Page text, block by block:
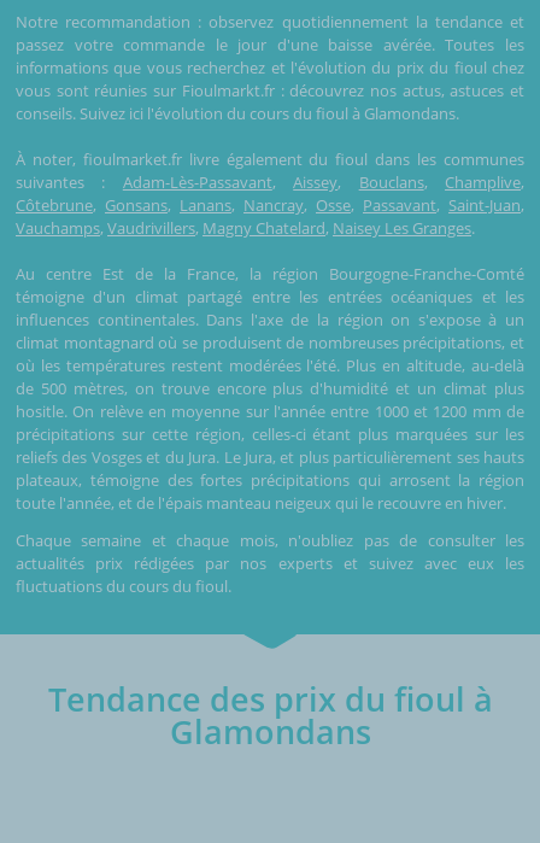
Notre recommandation : observez quotidiennement la tendance et
passez votre commande le jour d'une baisse avérée. Toutes les
informations que vous recherchez et l'évolution du prix du fioul chez
vous sont réunies sur Fioulmarkt.fr : découvrez nos actus, astuces et
conseils. Suivez ici l'évolution du cours du fioul à Glamondans.
À noter, fioulmarket.fr livre également du fioul dans les communes
suivantes : Adam-Lès-Passavant,Aissey, Bouclans, Champlive,
Côtebrune, Gonsans, Lanans, Nancray, Osse, Passavant, Saint-Juan,
Vauchamps, Vaudrivillers, Magny Chatelard, Naisey Les Granges.
Au centre Est de la France, la région Bourgogne-Franche-Comté
témoigne d'un climat partagé entre les entrées océaniques et les
influences continentales. Dans l'axe de la région on s'expose à un
climat montagnard où se produisent de nombreuses précipitations, et
où les températures restent modérées l'été. Plus en altitude, au-delà
de 500 mètres, on trouve encore plus d'humidité et un climat plus
hositle. On relève en moyenne sur l'année entre 1000 et 1200 mm de
précipitations sur cette région, celles-ci étant plus marquées sur les
reliefs des Vosges et du Jura. Le Jura, et plus particulièrement ses hauts
plateaux, témoigne des fortes précipitations qui arrosent la région
toute l'année, et de l'épais manteau neigeux qui le recouvre en hiver.
Chaque semaine et chaque mois, n'oubliez pas de consulter les
actualités prix rédigées par nos experts et suivez avec eux les
fluctuations du cours du fioul.
Tendance des prix du fioul à
Glamondans